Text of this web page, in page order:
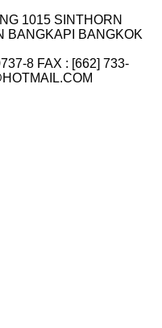
1015 SINTHORN
BANGKAPI BANGKOK
8 FAX : [662] 733-